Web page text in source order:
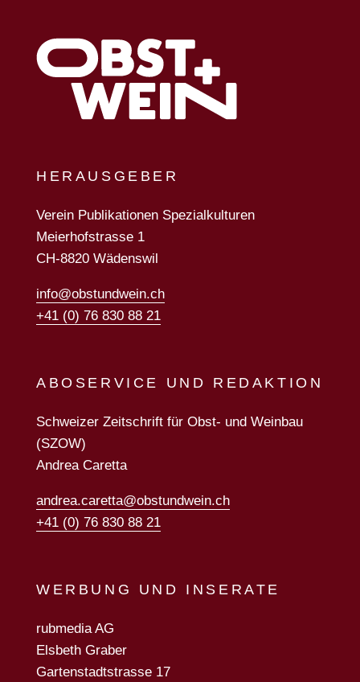
HERAUSGEBER
Verein Publikationen Spezialkulturen
Meierhofstrasse 1
CH-8820 Wädenswil
info@obstundwein.ch
+41 (0) 76 830 88 21
ABOSERVICE UND REDAKTION
Schweizer Zeitschrift für Obst- und Weinbau
(SZOW)
Andrea Caretta
andrea.caretta@obstundwein.ch
+41 (0) 76 830 88 21
WERBUNG UND INSERATE
rubmedia AG
Elsbeth Graber
Gartenstadtstrasse 17